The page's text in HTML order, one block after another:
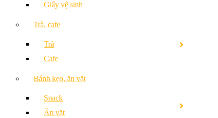
Giấy vệ sinh
Trà, cafe
Trà
Cafe
Bánh kẹo, ăn vặt
Snack
Ăn vặt